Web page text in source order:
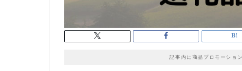
記事内に商品プロモーショ